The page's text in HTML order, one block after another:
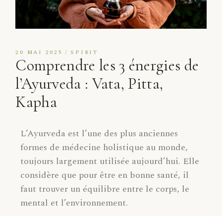
20 MAI 2025 SPIRIT
Comprendre les 3 énergies de
l’Ayurveda : Vata, Pitta,
Kapha
L’Ayurveda est l’une des plus anciennes
formes de médecine holistique au monde,
toujours largement utilisée aujourd’hui. Elle
considère que pour être en bonne santé, il
faut trouver un équilibre entre le corps, le
mental et l’environnement.